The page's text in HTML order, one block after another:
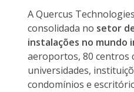
A Quercus
consolidada no setor
instalações no mundo
aeroportos, 80 centros
universidades,
condomínios e